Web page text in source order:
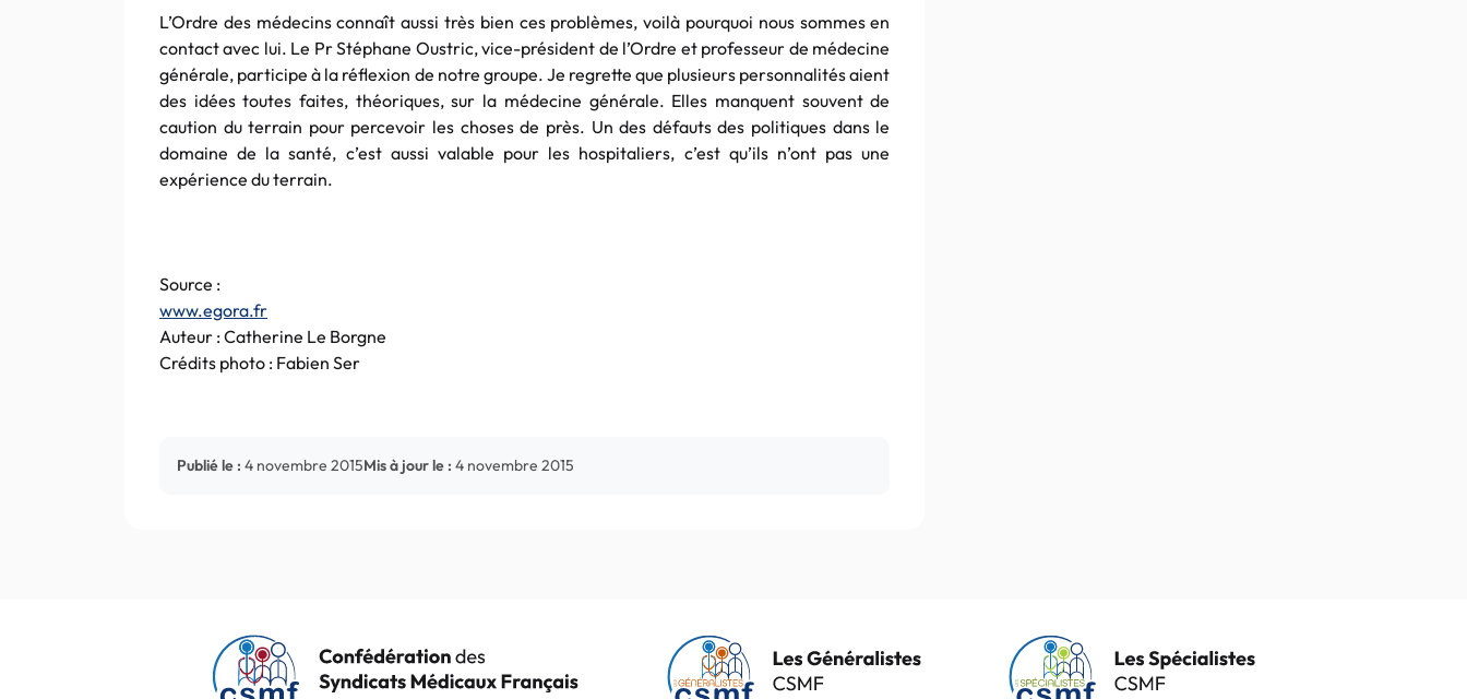
L’Ordre des médecins connaît aussi très bien ces problèmes, voilà pourquoi nous sommes en
contact avec lui. Le Pr Stéphane Oustric, vice-président de l’Ordre et professeur de médecine
générale, participe à la réflexion de notre groupe. Je regrette que plusieurs personnalités aient
des idées toutes faites, théoriques, sur la médecine générale. Elles manquent souvent de
caution du terrain pour percevoir les choses de près. Un des défauts des politiques dans le
domaine de la santé, c’est aussi valable pour les hospitaliers, c’est qu’ils n’ont pas une
expérience du terrain.
Source :
www.egora.fr
Auteur : Catherine Le Borgne
Crédits photo : Fabien Ser
Publié le : 4 novembre 2015Mis à jour le : 4 novembre 2015